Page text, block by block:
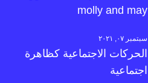
molly and may
سبتمبر ٠٧, ٢٠٢١
الحركات الاجتماعية كظاهرة
اجتماعية